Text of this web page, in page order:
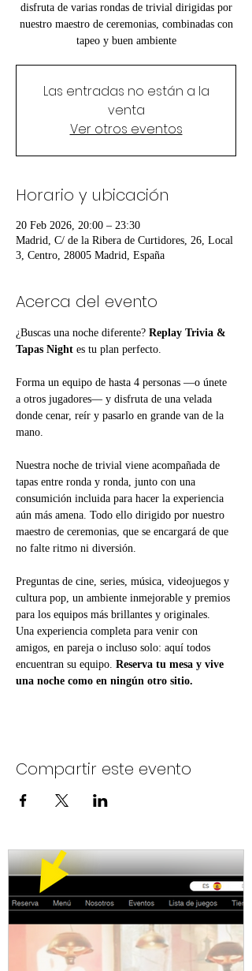
disfruta de varias rondas de trivial dirigidas por
nuestro maestro de ceremonias, combinadas con
tapeo y buen ambiente
Las entradas no están a la
venta
Ver otros eventos
Horario y ubicación
20 Feb 2026, 20:00 – 23:30
Madrid, C/ de la Ribera de Curtidores, 26, Local
3, Centro, 28005 Madrid, España
Acerca del evento
¿Buscas una noche diferente? Replay Trivia &
Tapas Night es tu plan perfecto.
Forma un equipo de hasta 4 personas —o únete
a otros jugadores— y disfruta de una velada
donde cenar, reír y pasarlo en grande van de la
mano.
Nuestra noche de trivial viene acompañada de
tapas entre ronda y ronda, junto con una
consumición incluida para hacer la experiencia
aún más amena. Todo ello dirigido por nuestro
maestro de ceremonias, que se encargará de que
no falte ritmo ni diversión.
Preguntas de cine, series, música, videojuegos y
cultura pop, un ambiente inmejorable y premios
para los equipos más brillantes y originales.
Una experiencia completa para venir con
amigos, en pareja o incluso solo: aquí todos
encuentran su equipo. Reserva tu mesa y vive
una noche como en ningún otro sitio.
Compartir este evento